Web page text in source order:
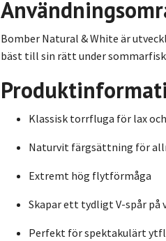
Bomber Natural & White är
bäst till sin rätt under
Klassisk torrfluga för lax
Naturvit färgsättning för
Extremt hög flytförmåga
Skapar ett tydligt V-spår på
Perfekt för spektakulärt